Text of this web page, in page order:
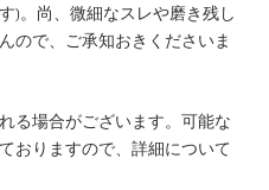
)。尚、微細なスレや磨き残し
ので、ご承知おきくださいま
る場合がございます。可能な
おりますので、詳細について